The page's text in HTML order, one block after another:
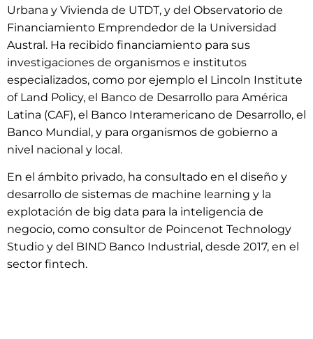
Urbana y Vivienda de UTDT, y del Observatorio de
Financiamiento Emprendedor de la Universidad
Austral. Ha recibido financiamiento para sus
investigaciones de organismos e institutos
especializados, como por ejemplo el Lincoln Institute
of Land Policy, el Banco de Desarrollo para América
Latina (CAF), el Banco Interamericano de Desarrollo, el
Banco Mundial, y para organismos de gobierno a
nivel nacional y local.
En el ámbito privado, ha consultado en el diseño y
desarrollo de sistemas de machine learning y la
explotación de big data para la inteligencia de
negocio, como consultor de Poincenot Technology
Studio y del BIND Banco Industrial, desde 2017, en el
sector fintech.